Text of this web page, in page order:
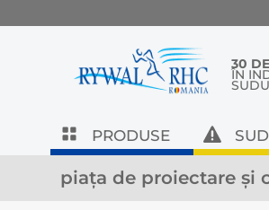
30
ÎN
PRODUSE
piața de proiectare și